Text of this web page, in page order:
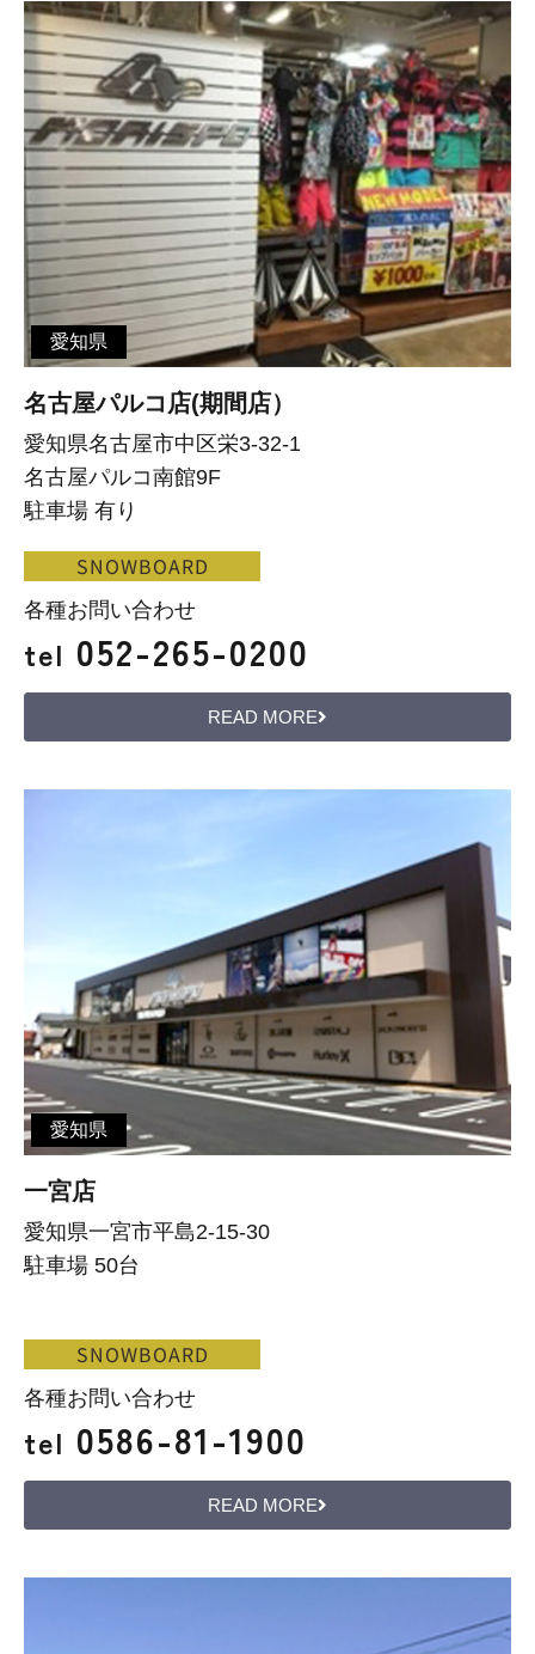
愛知県
名古屋パルコ店(期間店）
愛知県名古屋市中区栄3-32-1
名古屋パルコ南館9F
駐車場 有り
SNOWBOARD
各種お問い合わせ
tel 052-265-0200
READ MORE
愛知県
一宮店
愛知県一宮市平島2-15-30
駐車場 50台
SNOWBOARD
各種お問い合わせ
tel 0586-81-1900
READ MORE